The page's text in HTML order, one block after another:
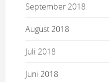
September 2018
August 2018
Juli 2018
Juni 2018